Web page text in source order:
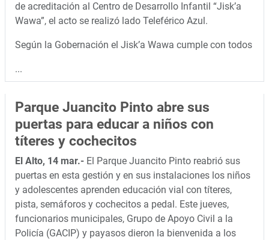
de acreditación al Centro de Desarrollo Infantil “Jisk’a
Wawa”, el acto se realizó lado Teleférico Azul.
Según la Gobernación el Jisk’a Wawa cumple con todos
...
Parque Juancito Pinto abre sus
puertas para educar a niños con
títeres y cochecitos
El Alto, 14 mar.- El Parque Juancito Pinto reabrió sus
puertas en esta gestión y en sus instalaciones los niños
y adolescentes aprenden educación vial con títeres,
pista, semáforos y cochecitos a pedal. Este jueves,
funcionarios municipales, Grupo de Apoyo Civil a la
Policía (GACIP) y payasos dieron la bienvenida a los